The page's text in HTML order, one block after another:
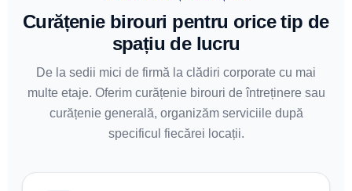
Curățenie birouri pentru orice tip de
spațiu de lucru
De la sedii mici de firmă la clădiri corporate cu mai
multe etaje. Oferim curățenie birouri de întreținere sau
curățenie generală, organizăm serviciile după
specificul fiecărei locații.